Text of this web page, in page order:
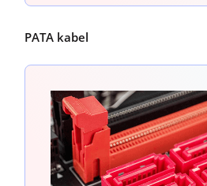
PATA kabel